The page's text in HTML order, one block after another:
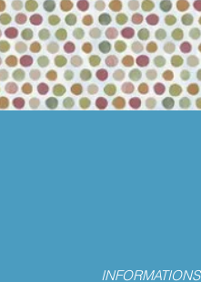
INFORMATIONS